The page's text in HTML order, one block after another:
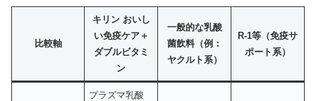
比較軸
キリン おいし
い免疫ケア＋
ダブルビタミ
ン
一般的な乳酸
菌飲料（例：
ヤクルト系）
R-1等（免疫サ
ポート系）
プラズマ乳酸